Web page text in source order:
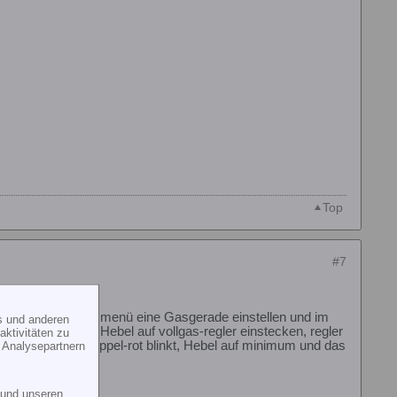
Top
#7
? Im Throttle menü eine Gasgerade einstellen und im
prozedre, Hebel auf vollgas-regler einstecken, regler
quitiert und doppel-rot blinkt, Hebel auf minimum und das
und anderen
zu
und unseren